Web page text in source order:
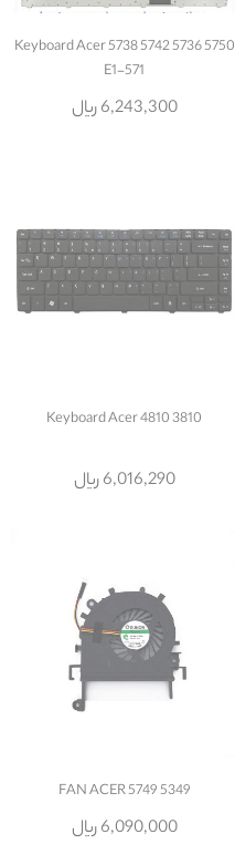
Keyboard Acer 5738 5742 5736 5750
E1-571
6,243,300 ریال
Keyboard Acer 4810 3810
6,016,290 ریال
FAN ACER 5749 5349
6,090,000 ریال